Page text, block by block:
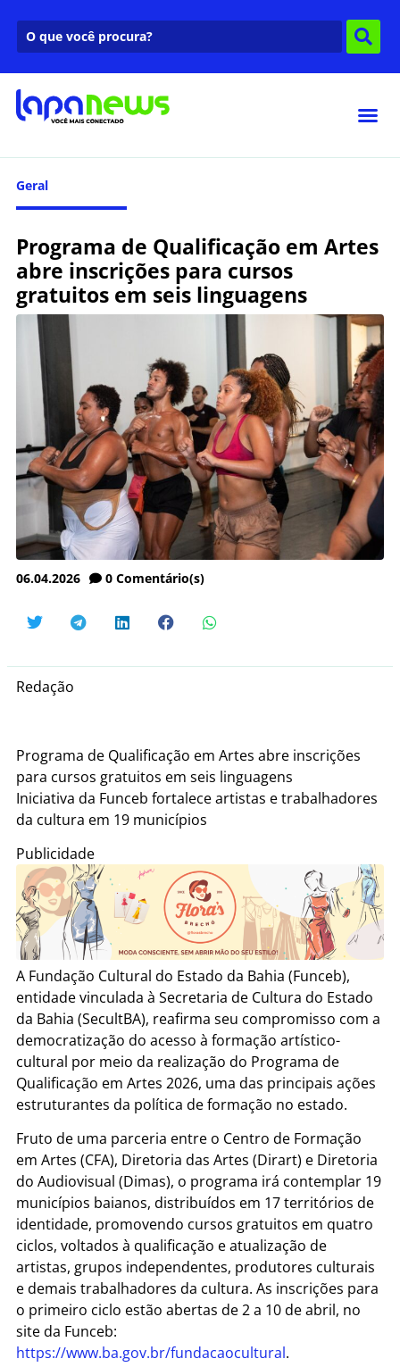
Geral
Programa de Qualificação em Artes
abre inscrições para cursos
gratuitos em seis linguagens
06.04.2026 0 Comentário(s)
Redação
Programa de Qualificação em Artes abre inscrições
para cursos gratuitos em seis linguagens
Iniciativa da Funceb fortalece artistas e trabalhadores
da cultura em 19 municípios
Publicidade
A Fundação Cultural do Estado da Bahia (Funceb),
entidade vinculada à Secretaria de Cultura do Estado
da Bahia (SecultBA), reafirma seu compromisso com a
democratização do acesso à formação artístico-
cultural por meio da realização do Programa de
Qualificação em Artes 2026, uma das principais ações
estruturantes da política de formação no estado.
Fruto de uma parceria entre o Centro de Formação
em Artes (CFA), Diretoria das Artes (Dirart) e Diretoria
do Audiovisual (Dimas), o programa irá contemplar 19
municípios baianos, distribuídos em 17 territórios de
identidade, promovendo cursos gratuitos em quatro
ciclos, voltados à qualificação e atualização de
artistas, grupos independentes, produtores culturais
e demais trabalhadores da cultura. As inscrições para
o primeiro ciclo estão abertas de 2 a 10 de abril, no
site da Funceb:
https://www.ba.gov.br/fundacaocultural.